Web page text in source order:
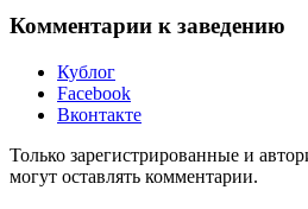
Комментарии к заведению
Кублог
Facebook
Вконтакте
Только зарегистрированные и
могут оставлять комментарии.